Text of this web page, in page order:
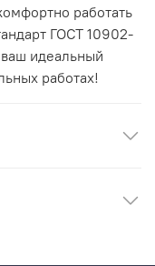
работать
ГОСТ 10902-
ваш идеальный
работах!